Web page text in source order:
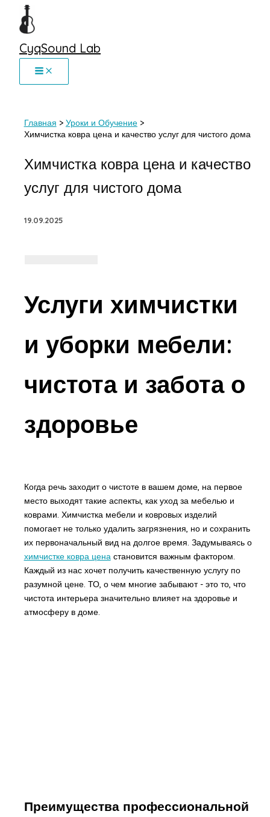
Перейти
CyqSound Lab
Главная
Уроки и Обучение
Химчистка ковра цена и качество услуг для чистого дома
Химчистка ковра цена и качество
услуг для чистого дома
19.09.2025
Услуги химчистки
и уборки мебели:
чистота и забота о
здоровье
Когда речь заходит о чистоте в вашем доме, на первое
место выходят такие аспекты, как уход за мебелью и
коврами. Химчистка мебели и ковровых изделий
помогает не только удалить загрязнения, но и сохранить
их первоначальный вид на долгое время. Задумываясь о
химчистке ковра ценастановится важным фактором.
Каждый из нас хочет получить качественную услугу по
разумной цене. ТО, о чем многие забывают - это то, что
чистота интерьера значительно влияет на здоровье и
атмосферу в доме.
Преимущества профессиональной